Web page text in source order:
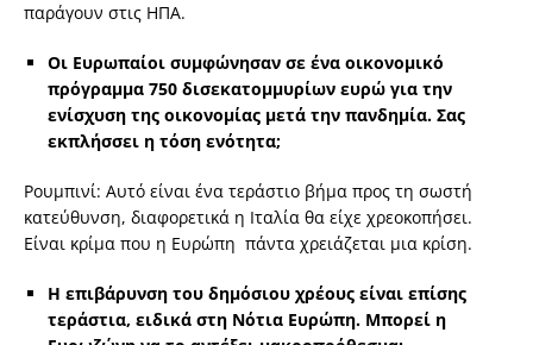
παράγουν στις ΗΠΑ.
Οι Ευρωπαίοι συμφώνησαν σε ένα οικονομικό
πρόγραμμα 750 δισεκατομμυρίων ευρώ για την
ενίσχυση της οικονομίας μετά την πανδημία. Σας
εκπλήσσει η τόση ενότητα;
Ρουμπινί: Αυτό είναι ένα τεράστιο βήμα προς τη σωστή
κατεύθυνση, διαφορετικά η Ιταλία θα είχε χρεοκοπήσει.
Είναι κρίμα που η Ευρώπη πάντα χρειάζεται μια κρίση.
Η επιβάρυνση του δημόσιου χρέους είναι επίσης
τεράστια, ειδικά στη Νότια Ευρώπη. Μπορεί η